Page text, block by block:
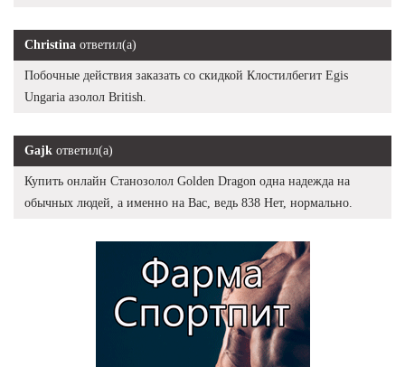
Christina ответил(а)
Побочные действия заказать со скидкой Клостилбегит Egis
Ungaria азолол British.
Gajk ответил(а)
Купить онлайн Cтанозолол Golden Dragon одна надежда на
обычных людей, а именно на Вас, ведь 838 Нет, нормально.